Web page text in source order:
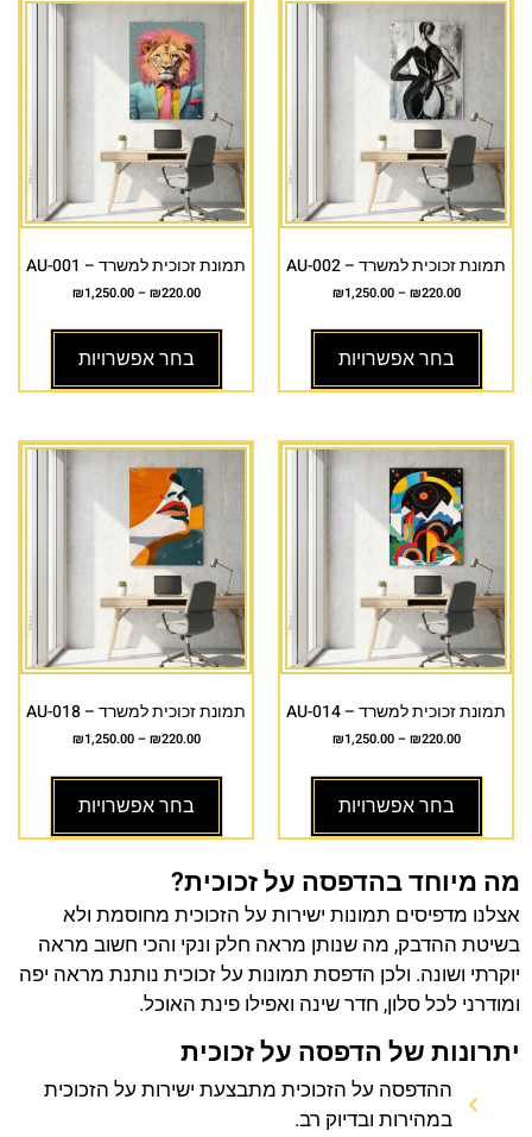
תמונת זכוכית למשרד – AU-002
₪220.00
–
₪1,250.00
בחר אפשרויות
תמונת זכוכית למשרד – AU-001
₪220.00
–
₪1,250.00
בחר אפשרויות
תמונת זכוכית למשרד – AU-014
₪220.00
–
₪1,250.00
בחר אפשרויות
תמונת זכוכית למשרד – AU-018
₪220.00
–
₪1,250.00
בחר אפשרויות
מה מיוחד בהדפסה על זכוכית?
אצלנו מדפיסים תמונות ישירות על הזכוכית מחוסמת ולא
בשיטת ההדבק, מה שנותן מראה חלק ונקי והכי חשוב מראה
יוקרתי ושונה. ולכן הדפסת תמונות על זכוכית נותנת מראה יפה
ומודרני לכל סלון, חדר שינה ואפילו פינת האוכל.
יתרונות של הדפסה על זכוכית
ההדפסה על הזכוכית מתבצעת ישירות על הזכוכית
במהירות ובדיוק רב.